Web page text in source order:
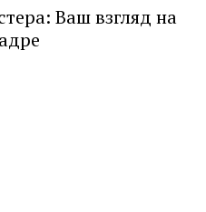
Ваш взгляд на